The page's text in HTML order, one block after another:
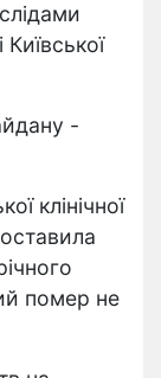
-
клінічної
помер не